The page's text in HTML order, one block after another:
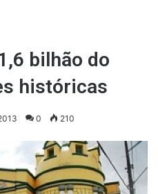
bilhão do
históricas
0 210